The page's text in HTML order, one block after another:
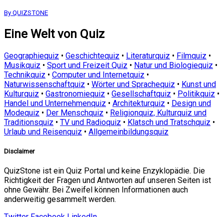
By QUIZSTONE
Eine Welt von Quiz
Geographiequiz • Geschichtequiz • Literaturquiz • Filmquiz •
Musikquiz • Sport und Freizeit Quiz • Natur und Biologiequiz •
Technikquiz • Computer und Internetquiz •
Naturwissenschaftquiz • Wörter und Sprachequiz • Kunst und
Kulturquiz • Gastronomiequiz • Gesellschaftquiz • Politikquiz •
Handel und Unternehmenquiz • Architekturquiz • Design und
Modequiz • Der Menschquiz • Religionquiz, Kulturquiz und
Traditionsquiz • TV und Radioquiz • Klatsch und Tratschquiz •
Urlaub und Reisenquiz • Allgemeinbildungsquiz
Disclaimer
QuizStone ist ein Quiz Portal und keine Enzyklopädie. Die
Richtigkeit der Fragen und Antworten auf unseren Seiten ist
ohne Gewähr. Bei Zweifel können Informationen auch
anderweitig gesammelt werden.